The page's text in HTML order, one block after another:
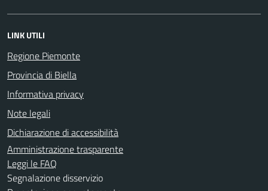
LINK UTILI
Regione Piemonte
Provincia di Biella
Informativa privacy
Note legali
Dichiarazione di accessibilità
Amministrazione trasparente
Leggi le FAQ
Segnalazione disservizio